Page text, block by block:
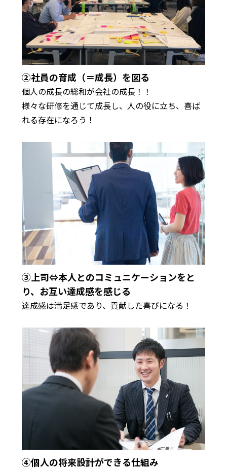
②社員の育成（＝成長）を図る
個人の成長の総和が会社の成長！！
様々な研修を通じて成長し、人の役に立ち、喜ば
れる存在になろう！
③上司⇔本人とのコミュニケーションをと
り、お互い達成感を感じる
達成感は満足感であり、貢献した喜びになる！
④個人の将来設計ができる仕組み